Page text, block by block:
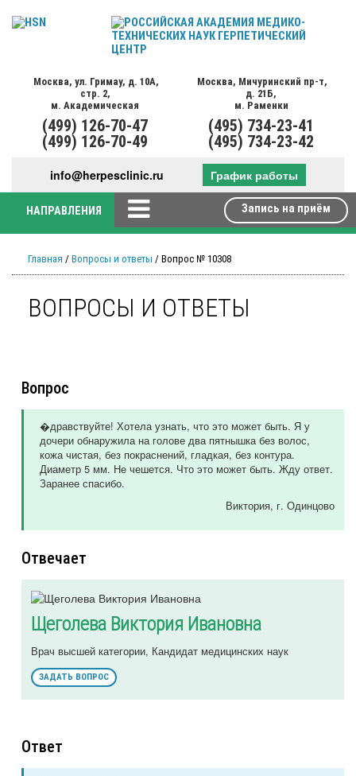
Москва, ул. Гримау, д. 10А,
стр. 2,
м. Академическая
(499) 126-70-47
(499) 126-70-49
Москва, Мичуринский пр-т,
д. 21Б,
м. Раменки
(495) 734-23-41
(495) 734-23-42
info@herpesclinic.ru График работы
НАПРАВЛЕНИЯ Запись на приём
Главная / Вопросы и ответы / Вопрос № 10308
ВОПРОСЫ И ОТВЕТЫ
Вопрос
�дравствуйте! Хотела узнать, что это может быть. Я у
дочери обнаружила на голове два пятнышка без волос,
кожа чистая, без покраснений, гладкая, без контура.
Диаметр 5 мм. Не чешется. Что это может быть. Жду ответ.
Заранее спасибо.
Виктория, г. Одинцово
Отвечает
Щеголева Виктория Ивановна
Врач высшей категории, Кандидат медицинских наук
ЗАДАТЬ ВОПРОС
Ответ